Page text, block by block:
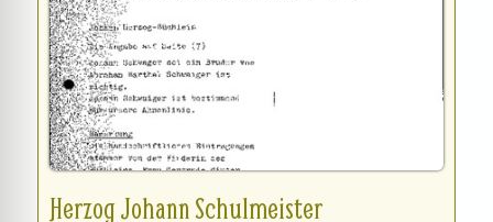
Herzog Johann Schulmeister